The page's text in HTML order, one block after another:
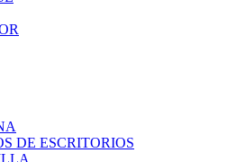
DE ESCRITORIOS